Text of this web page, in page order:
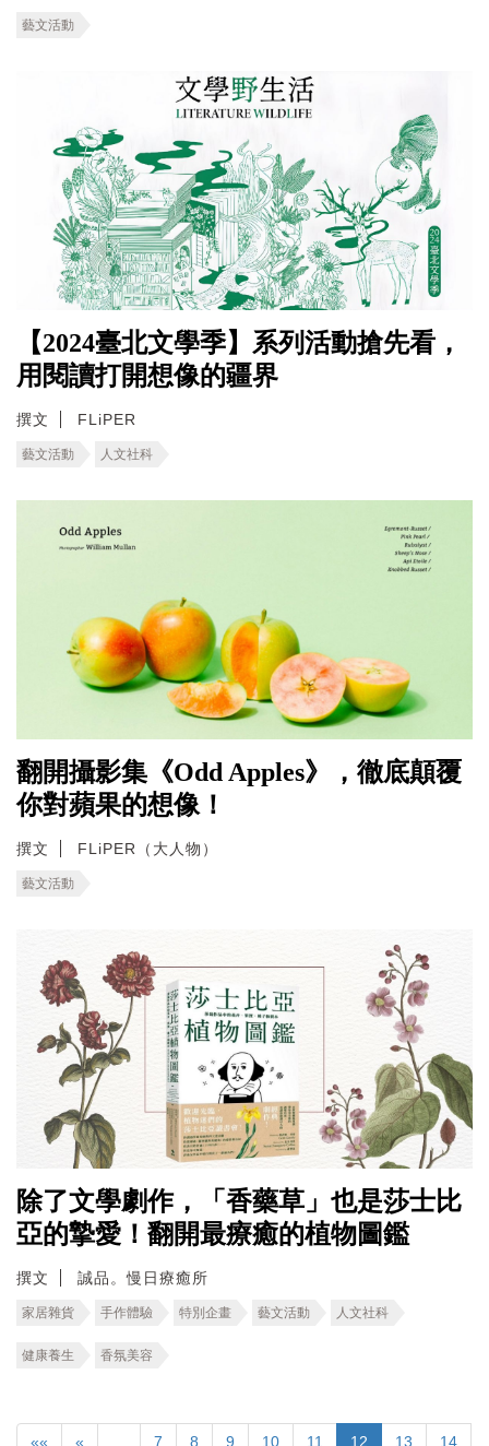
藝文活動
【2024臺北文學季】系列活動搶先看，
用閱讀打開想像的疆界
撰文 FLiPER
藝文活動 人文社科
翻開攝影集《Odd Apples》，徹底顛覆
你對蘋果的想像！
撰文 FLiPER（大人物）
藝文活動
除了文學劇作，「香藥草」也是莎士比
亞的摯愛！翻開最療癒的植物圖鑑
撰文 誠品。慢日療癒所
家居雜貨 手作體驗 特別企畫 藝文活動 人文社科
健康養生 香氛美容
«« « 7 8 9 10 11 12 13 14